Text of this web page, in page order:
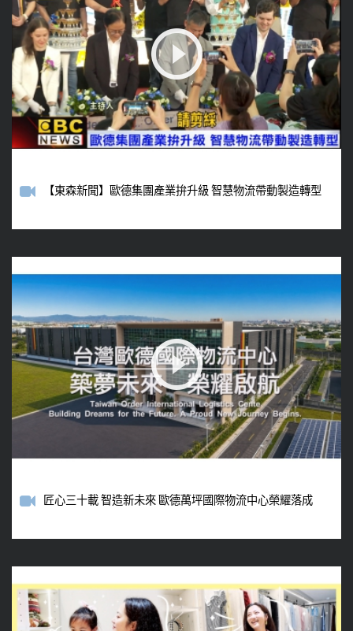
【東森新聞】歐德集團產業拚升級 智慧物流帶動製造轉型
匠心三十載 智造新未來 歐德萬坪國際物流中心榮耀落成